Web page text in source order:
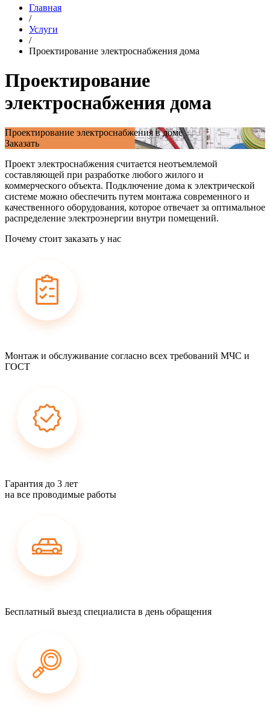
Главная
/
Услуги
/
Проектирование электроснабжения дома
Проектирование
электроснабжения дома
Проектирование электроснабжения в доме
Заказать
Проект электроснабжения считается неотъемлемой
составляющей при разработке любого жилого и
коммерческого объекта. Подключение дома к электрической
системе можно обеспечить путем монтажа современного и
качественного оборудования, которое отвечает за оптимальное
распределение электроэнергии внутри помещений.
Почему стоит заказать у нас
Монтаж и обслуживание согласно всех требований МЧС и
ГОСТ
Гарантия до 3 лет
на все проводимые работы
Бесплатный выезд специалиста в день обращения